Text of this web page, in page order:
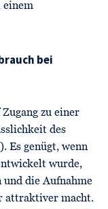
einem
bei
zu einer
des
Es genügt, wenn
wurde,
die Aufnahme
attraktiver macht.